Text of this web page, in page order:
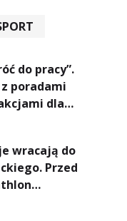
do pracy”.
poradami
dla
wracają do
Przed